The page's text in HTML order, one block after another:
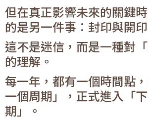
但在真正影響未來的關鍵
的是另一件事：封印與開印
這不是迷信，而是一種對「
的理解。
每一年，都有一個時間點
一個周期」，正式進入「
期」。